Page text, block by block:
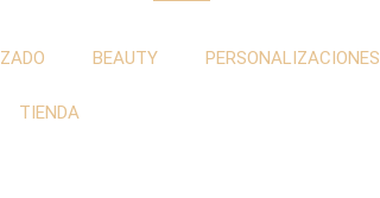
BEAUTY PERSONALIZACIONES
TIENDA